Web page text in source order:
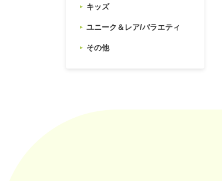
キッズ
ユニーク＆レア/バラエティ
その他